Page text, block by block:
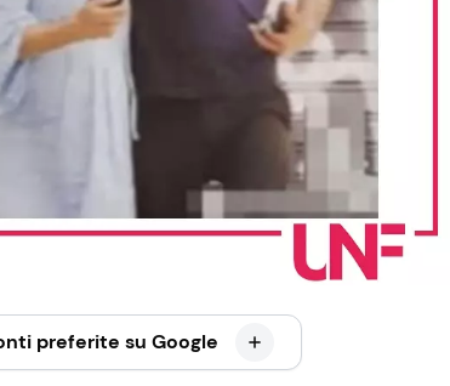
preferite su Google